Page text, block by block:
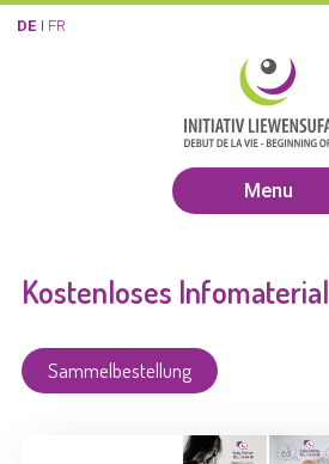
DE FR
Menu
Kostenloses Infomaterial
Sammelbestellung